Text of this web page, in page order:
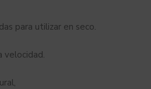
para utilizar en seco.
velocidad.